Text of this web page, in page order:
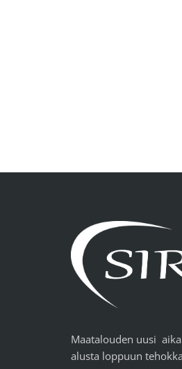
Maatalouden uusi
alusta loppuun